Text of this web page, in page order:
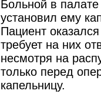
Больной в
установил ему
Пациент
требует на них
несмотря на
только перед
капельницу.